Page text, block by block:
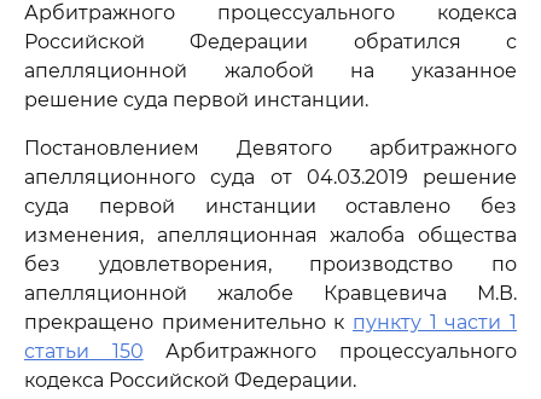
Арбитражного процессуального кодекса
Российской Федерации обратился с
апелляционной жалобой на указанное
решение суда первой инстанции.
Постановлением Девятого арбитражного
апелляционного суда от 04.03.2019 решение
суда первой инстанции оставлено без
изменения, апелляционная жалоба общества
без удовлетворения, производство по
апелляционной жалобе Кравцевича М.В.
прекращено применительно к пункту 1 части 1
статьи 150 Арбитражного процессуального
кодекса Российской Федерации.